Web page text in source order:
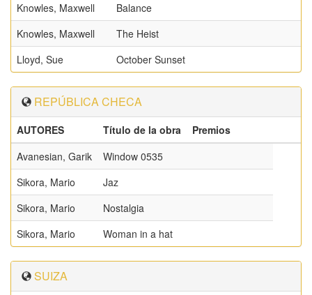
Knowles, Maxwell
Balance
Knowles, Maxwell
The Heist
Lloyd, Sue
October Sunset
REPÚBLICA CHECA
AUTORES Título de la obra
Premios
Avanesian, Garik
Window 0535
Sikora, Mario
Jaz
Sikora, Mario
Nostalgia
Sikora, Mario
Woman in a hat
SUIZA